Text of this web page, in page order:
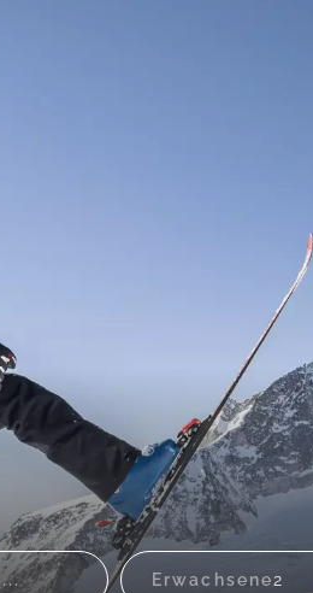
Erwachsene